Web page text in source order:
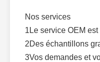
Nos services
1Le service OEM
2Des échantillons
3Vos demandes et